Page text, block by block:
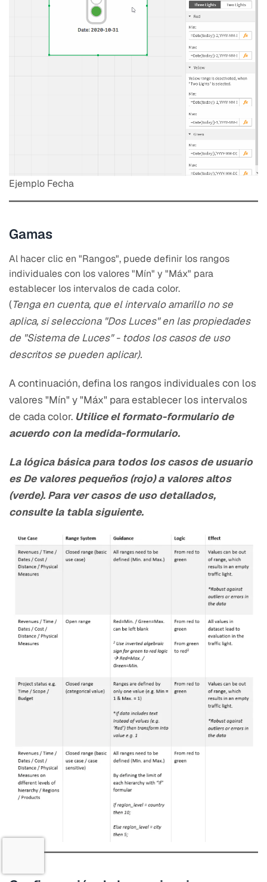
Ejemplo Fecha
Gamas
Al hacer clic en "Rangos", puede definir los rangos
individuales con los valores "Mín" y "Máx" para
establecer los intervalos de cada color.
(Tenga en cuenta, que el intervalo amarillo no se
aplica, si selecciona "Dos Luces" en las propiedades
de "Sistema de Luces" - todos los casos de uso
descritos se pueden aplicar).
A continuación, defina los rangos individuales con los
valores "Mín" y "Máx" para establecer los intervalos
de cada color. Utilice el formato-formulario de
acuerdo con la medida-formulario.
La lógica básica para todos los casos de usuario
es De valores pequeños (rojo) a valores altos
(verde). Para ver casos de uso detallados,
consulte la tabla siguiente.